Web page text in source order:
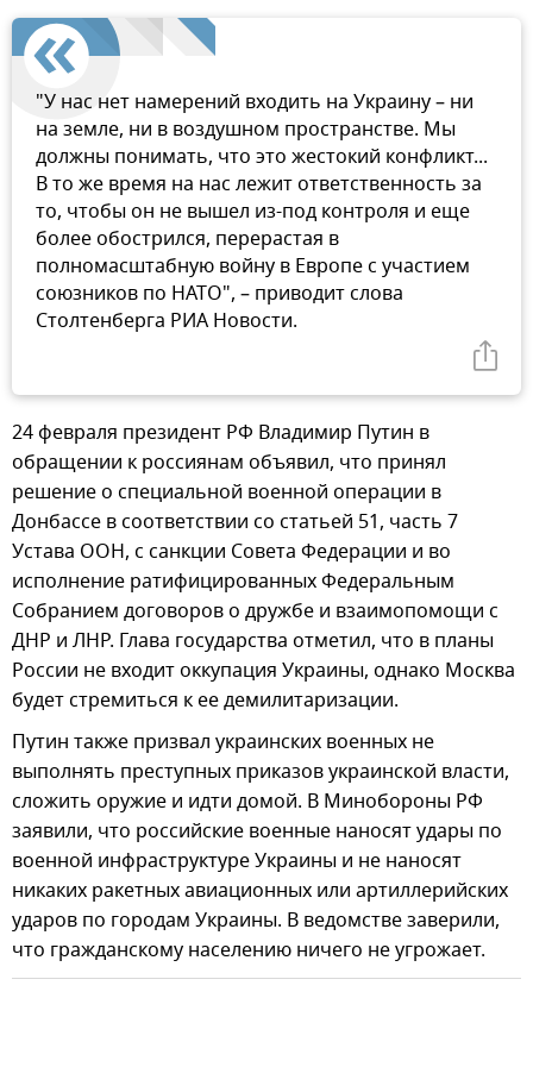
"У нас нет намерений входить на Украину – ни
на земле, ни в воздушном пространстве. Мы
должны понимать, что это жестокий конфликт...
В то же время на нас лежит ответственность за
то, чтобы он не вышел из-под контроля и еще
более обострился, перерастая в
полномасштабную войну в Европе с участием
союзников по НАТО", – приводит слова
Столтенберга РИА Новости.
24 февраля президент РФ Владимир Путин в
обращении к россиянам объявил, что принял
решение о специальной военной операции в
Донбассе в соответствии со статьей 51, часть 7
Устава ООН, с санкции Совета Федерации и во
исполнение ратифицированных Федеральным
Собранием договоров о дружбе и взаимопомощи с
ДНР и ЛНР. Глава государства отметил, что в планы
России не входит оккупация Украины, однако Москва
будет стремиться к ее демилитаризации.
Путин также призвал украинских военных не
выполнять преступных приказов украинской власти,
сложить оружие и идти домой. В Минобороны РФ
заявили, что российские военные наносят удары по
военной инфраструктуре Украины и не наносят
никаких ракетных авиационных или артиллерийских
ударов по городам Украины. В ведомстве заверили,
что гражданскому населению ничего не угрожает.